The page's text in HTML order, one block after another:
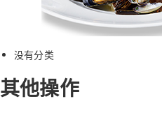
没有分类
其他操作